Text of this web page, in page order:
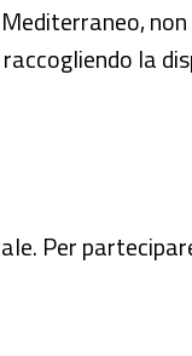
la
Per